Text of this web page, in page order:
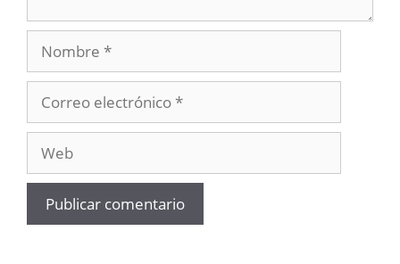
Nombre
electrónico